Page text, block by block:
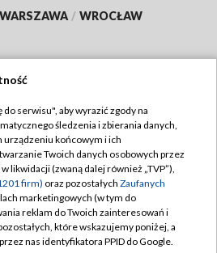
WARSZAWA / WROCŁAW
TVP
TVP
prywatności
Moje zgody
Pomoc
serwisu", aby wyrazić zgody na
śledzenia i zbierania danych,
urządzeniu końcowym i ich
Twoich danych osobowych przez
likwidacji (zwaną dalej również „TVP”),
firm) oraz pozostałych Zaufanych
marketingowych (w tym do
reklam do Twoich zainteresowań i
które wskazujemy poniżej, a
nas identyfikatora PPID do Google.